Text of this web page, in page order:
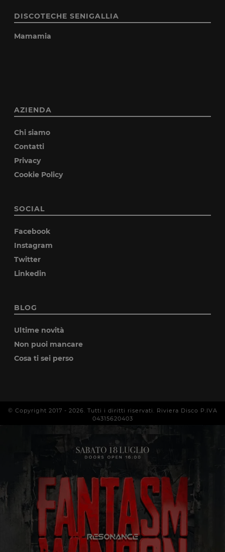
DISCOTECHE SENIGALLIA
Mamamia
AZIENDA
Chi siamo
Contatti
Privacy
Cookie Policy
SOCIAL
Facebook
Instagram
Twitter
Linkedin
BLOG
Ultime novità
Non puoi mancare
Cosa ti sei perso
© Copyright 2017 - 2026 . Tutti i diritti riservati. Riviera Disco P.IVA
04315620403